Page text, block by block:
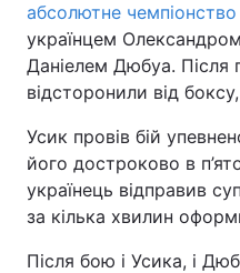
абсолютне чемпіонство
українцем
Даніелем Дюбуа. Після
відсторонили від
Усик провів бій
його достроково в
українець відправив
за кілька хвилин
Після бою і Усика, і